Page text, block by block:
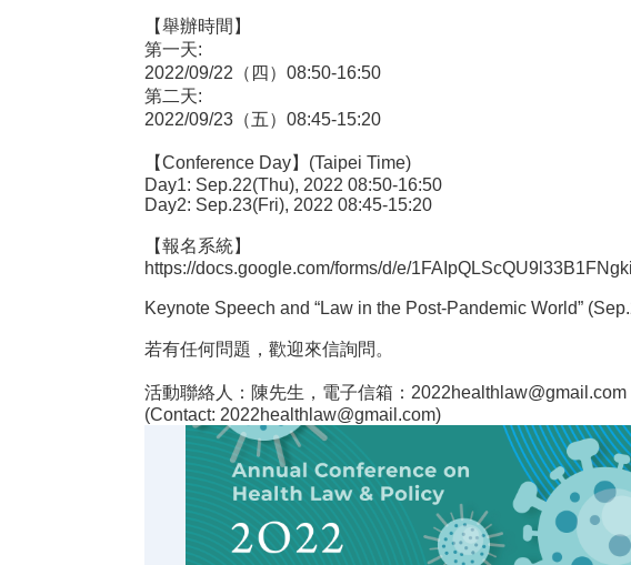
【舉辦時間】
第一天:
2022/09/22（四）08:50-16:50
第二天:
2022/09/23（五）08:45-15:20
【Conference Day】(Taipei Time)
Day1: Sep.22(Thu), 2022 08:50-16:50
Day2: Sep.23(Fri), 2022 08:45-15:20
【報名系統】
https://docs.google.com/forms/d/e/
Keynote Speech and “Law in the Post-Pandemic World”
若有任何問題，歡迎來信詢問。
活動聯絡人：陳先生，電子信箱： 2022healthlaw@gmail.com
(Contact: 2022healthlaw@gmail.com)